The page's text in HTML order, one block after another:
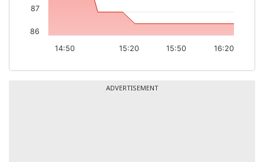
14:50 15:20 15:50 16:20
86
87
ADVERTISEMENT